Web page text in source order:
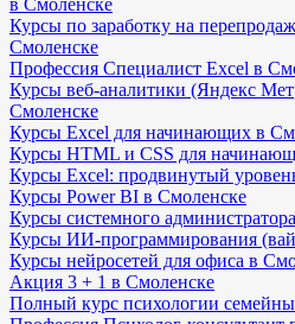
в Смоленске
Курсы по заработку на
Смоленске
Профессия Специалист Excel в
Курсы веб-аналитики (Яндекс
Смоленске
Курсы Excel для начинающих в
Курсы HTML и CSS для
Курсы Excel: продвинутый
Курсы Power BI в Смоленске
Курсы системного
Курсы ИИ-программирования
Курсы нейросетей для офиса в
Акция 3 + 1 в Смоленске
Полный курс психологии